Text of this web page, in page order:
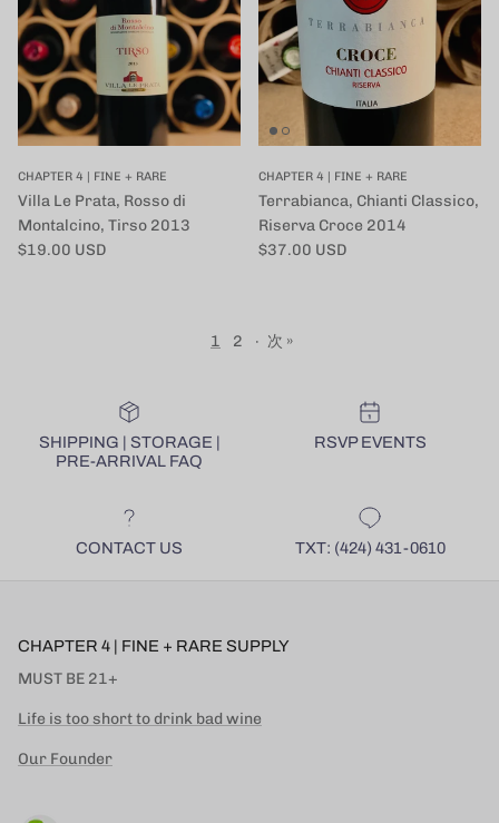
CHAPTER 4 | FINE + RARE
Villa Le Prata, Rosso di
Montalcino, Tirso 2013
定価
$19.00 USD
CHAPTER 4 | FINE + RARE
Terrabianca, Chianti Classico,
Riserva Croce 2014
定価
$37.00 USD
1 2 · 次 »
SHIPPING | STORAGE |
PRE-ARRIVAL FAQ
RSVP EVENTS
CONTACT US TXT: (424) 431-0610
CHAPTER 4 | FINE + RARE SUPPLY
MUST BE 21+
Life is too short to drink bad wine
Our Founder